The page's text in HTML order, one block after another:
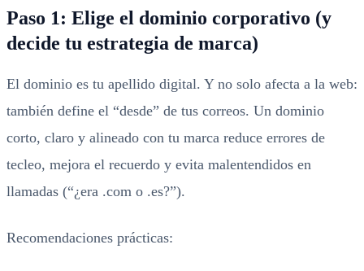
Paso 1: Elige el dominio corporativo (y
decide tu estrategia de marca)
El dominio es tu apellido digital. Y no solo afecta a la web:
también define el “desde” de tus correos. Un dominio
corto, claro y alineado con tu marca reduce errores de
tecleo, mejora el recuerdo y evita malentendidos en
llamadas (“¿era .com o .es?”).
Recomendaciones prácticas: